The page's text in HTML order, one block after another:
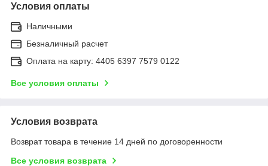
Условия оплаты
Наличными
Безналичный расчет
Оплата на карту: 4405 6397 7579 0122
Все условия оплаты
Условия возврата
Возврат товара в течение 14 дней по договоренности
Все условия возврата